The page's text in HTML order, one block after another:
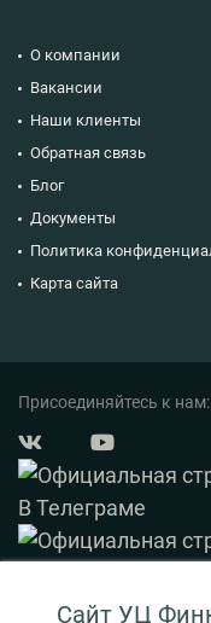
О компании
Вакансии
Наши клиенты
Обратная связь
Блог
Документы
Политика
Карта сайта
Присоединяйтесь к нам:
Сайт УЦ